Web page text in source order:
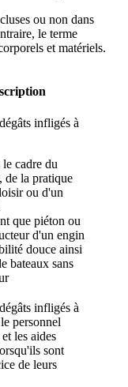
ou non dans
le terme
et matériels.
infligés à
cadre du
de la pratique
ou d'un
que piéton ou
d'un engin
douce ainsi
bateaux sans
infligés à
personnel
les aides
sont
de leurs